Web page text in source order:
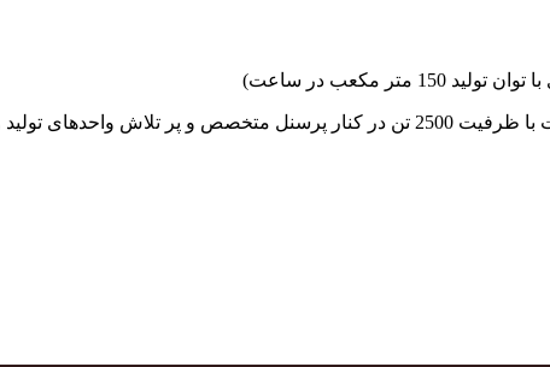
جهاد بتن با فضای کارگاهی و به کار گیری سه دستگاه بچینگ پلانت با ظرفیت 2500 تن در